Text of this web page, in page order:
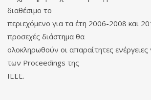
διαθέσιμο το
περιεχόμενο για τα έτη 2006-2008 και
προσεχές διάστημα θα
ολοκληρωθούν οι απαραίτητες ενέργειες
των Proceedings της
IEEE.